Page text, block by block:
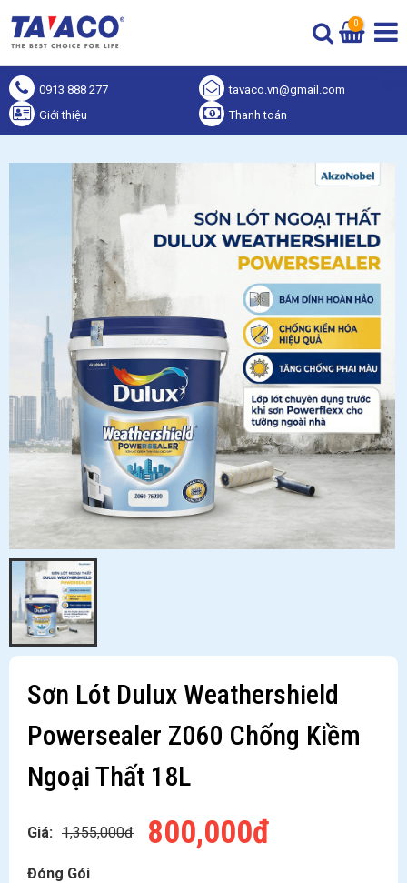
0
0913 888 277
tavaco.vn@gmail.com
Giới thiệu
Thanh toán
Sơn Lót Dulux Weathershield
Powersealer Z060 Chống Kiềm
Ngoại Thất 18L
Giá: 1,355,000đ 800,000đ
Đóng Gói